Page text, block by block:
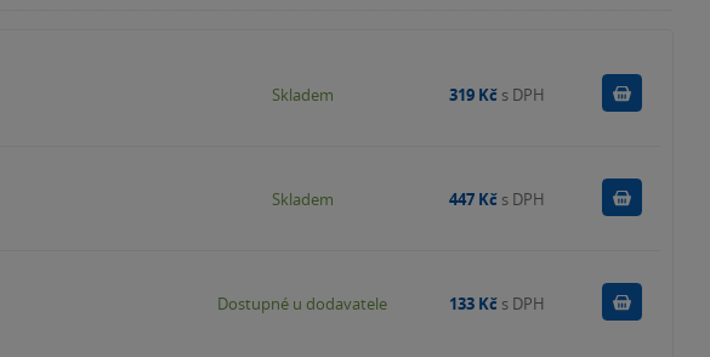
Skladem 319 Kč s DPH
Skladem 447 Kč s DPH
Dostupné u dodavatele 133 Kč s DPH